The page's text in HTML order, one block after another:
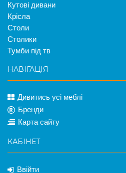
Кутові дивани
Крісла
Столи
Столики
Тумби під тв
НАВІГАЦІЯ
Дивитись усі меблі
Бренди
Карта сайту
КАБІНЕТ
Ввійти